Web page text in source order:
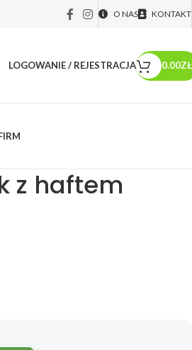
O NAS KONTAKT
LOGOWANIE / REJESTRACJA 0.00ZŁ
z haftem